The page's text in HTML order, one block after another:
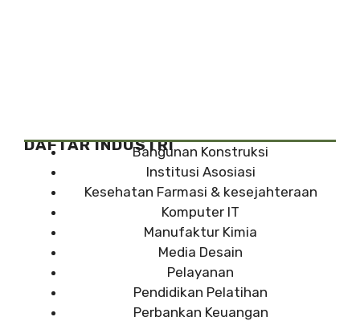
DAFTAR INDUSTRIBangunan Konstruksi
Institusi Asosiasi
Kesehatan Farmasi & kesejahteraan
Komputer IT
Manufaktur Kimia
Media Desain
Pelayanan
Pendidikan Pelatihan
Perbankan Keuangan